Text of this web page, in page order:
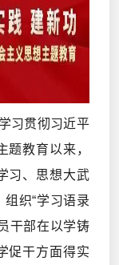
习贯彻习近平
题教育以来，
习、思想大武
织“学习语录
干部在以学铸
促干方面得实